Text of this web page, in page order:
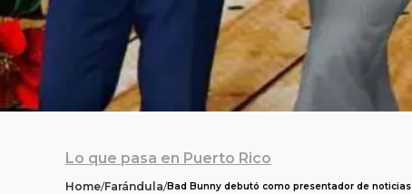
Lo que pasa en Puerto Rico
Home/Farándula/Bad Bunny debutó como presentador de